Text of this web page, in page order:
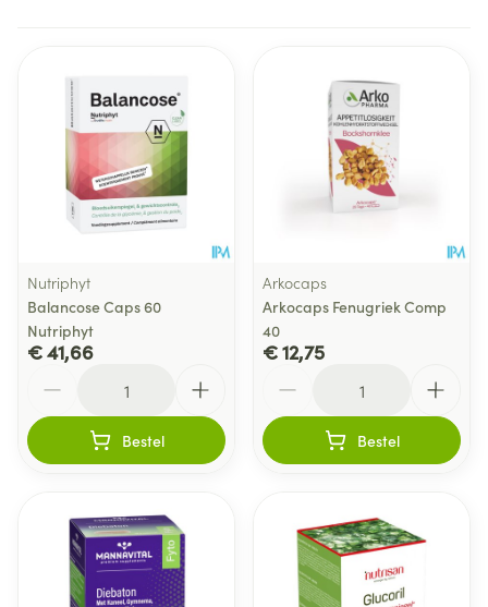
Nutriphyt
Balancose Caps 60
Nutriphyt
€ 41,66
Bestel
Arkocaps
Arkocaps Fenugriek Comp
40
€ 12,75
Bestel